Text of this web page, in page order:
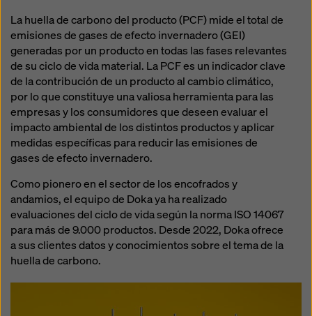
La huella de carbono del producto (PCF) mide el total de
emisiones de gases de efecto invernadero (GEI)
generadas por un producto en todas las fases relevantes
de su ciclo de vida material. La PCF es un indicador clave
de la contribución de un producto al cambio climático,
por lo que constituye una valiosa herramienta para las
empresas y los consumidores que deseen evaluar el
impacto ambiental de los distintos productos y aplicar
medidas específicas para reducir las emisiones de
gases de efecto invernadero.
Como pionero en el sector de los encofrados y
andamios, el equipo de Doka ya ha realizado
evaluaciones del ciclo de vida según la norma ISO 14067
para más de 9.000 productos. Desde 2022, Doka ofrece
a sus clientes datos y conocimientos sobre el tema de la
huella de carbono.
las cookies que requieran consentimiento haciendo
clic en «Rechazar» o ajustando suconfiguración de
cookieshaciendo clic en configuración de cookies en
la parte inferior de este sitio web y utilizando las
casillas de verificación correspondientes. Puede
revocar su consentimiento en cualquier momento con
efecto futuro y sin indicar un motivo haciendo clic en
configuración de cookiesen la parte inferior de este
sitio web.
cookiesen nuestra política de privacidad. También le
ofrecemos la opción de seleccionar sus cookies
(configuración avanzada de cookies).